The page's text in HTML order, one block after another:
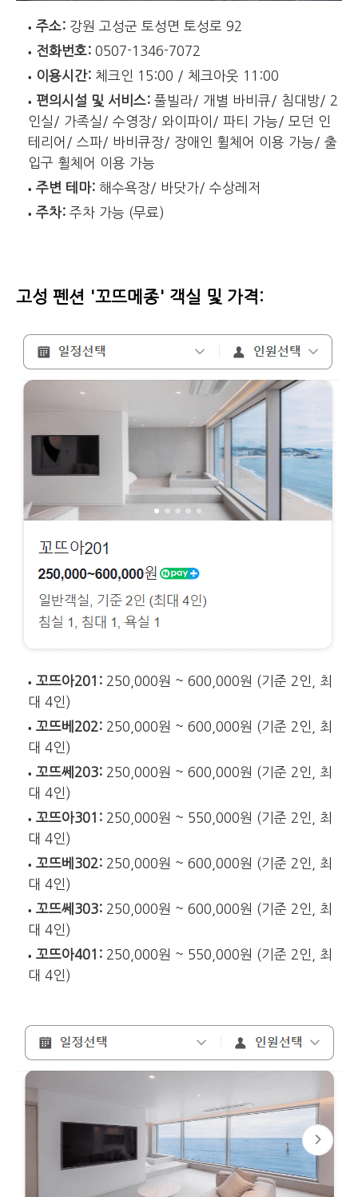
주소: 강원 고성군 토성면 토성로 92
전화번호: 0507-1346-7072
이용시간: 체크인 15:00 / 체크아웃 11:00
편의시설 및 서비스: 풀빌라/ 개별 바비큐/ 침대방/ 2
인실/ 가족실/ 수영장/ 와이파이/ 파티 가능/ 모던 인
테리어/ 스파/ 바비큐장/ 장애인 휠체어 이용 가능/ 출
입구 휠체어 이용 가능
주변 테마: 해수욕장/ 바닷가/ 수상레저
주차: 주차 가능 (무료)
고성 펜션 '꼬뜨메종' 객실 및 가격:
꼬뜨아201: 250,000원 ~ 600,000원 (기준 2인, 최
대 4인)
꼬뜨베202: 250,000원 ~ 600,000원 (기준 2인, 최
대 4인)
꼬뜨쎄203: 250,000원 ~ 600,000원 (기준 2인, 최
대 4인)
꼬뜨아301: 250,000원 ~ 550,000원 (기준 2인, 최
대 4인)
꼬뜨베302: 250,000원 ~ 600,000원 (기준 2인, 최
대 4인)
꼬뜨쎄303: 250,000원 ~ 600,000원 (기준 2인, 최
대 4인)
꼬뜨아401: 250,000원 ~ 550,000원 (기준 2인, 최
대 4인)